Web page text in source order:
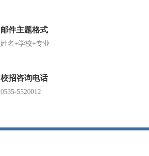
邮件主题格式
姓名+学校+专业
校招咨询电话
0535-5520012